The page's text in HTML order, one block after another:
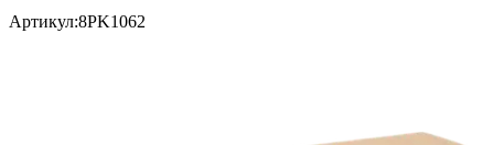
Артикул:8PK1062